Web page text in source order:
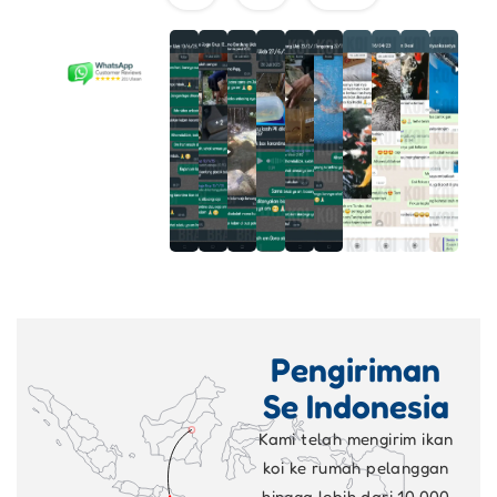
Pengiriman
Se Indonesia
Kami telah mengirim ikan
koi ke rumah pelanggan